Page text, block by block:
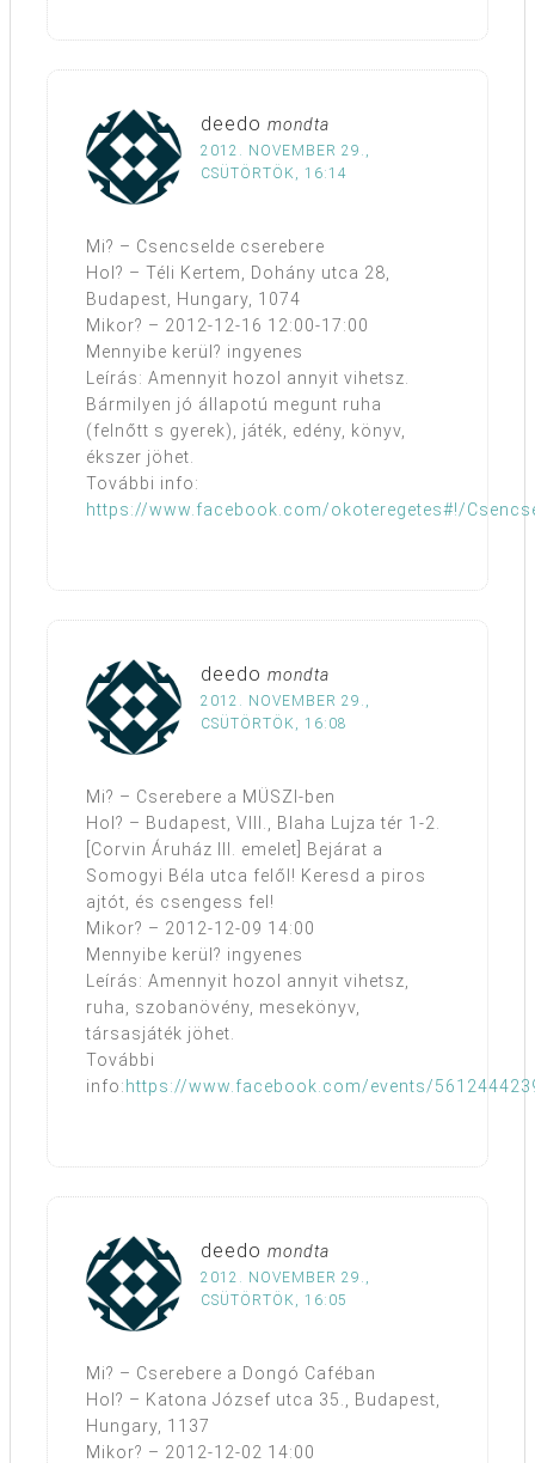
deedo mondta
2012. NOVEMBER 29.,
CSÜTÖRTÖK, 16:14
Mi? – Csencselde cserebere
Hol? – Téli Kertem, Dohány utca 28,
Budapest, Hungary, 1074
Mikor? – 2012-12-16 12:00-17:00
Mennyibe kerül? ingyenes
Leírás: Amennyit hozol annyit vihetsz.
Bármilyen jó állapotú megunt ruha
(felnőtt s gyerek), játék, edény, könyv,
ékszer jöhet.
További info:
https://www.facebook.com/okoteregetes#!/
deedo mondta
2012. NOVEMBER 29.,
CSÜTÖRTÖK, 16:08
Mi? – Cserebere a MÜSZI-ben
Hol? – Budapest, VIII., Blaha Lujza tér 1-2.
[Corvin Áruház III. emelet] Bejárat a
Somogyi Béla utca felől! Keresd a piros
ajtót, és csengess fel!
Mikor? – 2012-12-09 14:00
Mennyibe kerül? ingyenes
Leírás: Amennyit hozol annyit vihetsz,
ruha, szobanövény, mesekönyv,
társasjáték jöhet.
További
info:https://www.facebook.com/events/
deedo mondta
2012. NOVEMBER 29.,
CSÜTÖRTÖK, 16:05
Mi? – Cserebere a Dongó Caféban
Hol? – Katona József utca 35., Budapest,
Hungary, 1137
Mikor? – 2012-12-02 14:00